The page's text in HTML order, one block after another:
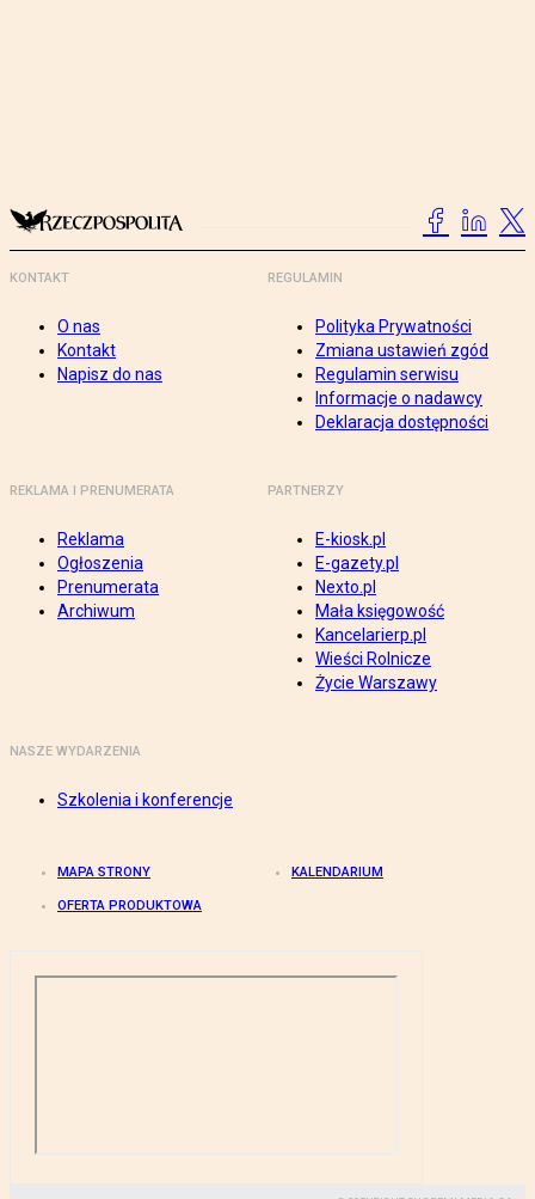
KONTAKT
O nas
Kontakt
Napisz do nas
REGULAMIN
Polityka Prywatności
Zmiana ustawień zgód
Regulamin serwisu
Informacje o nadawcy
Deklaracja dostępności
REKLAMA I PRENUMERATA
Reklama
Ogłoszenia
Prenumerata
Archiwum
PARTNERZY
E-kiosk.pl
E-gazety.pl
Nexto.pl
Mała księgowość
Kancelarierp.pl
Wieści Rolnicze
Życie Warszawy
NASZE WYDARZENIA
Szkolenia i konferencje
MAPA STRONY KALENDARIUM
OFERTA PRODUKTOWA